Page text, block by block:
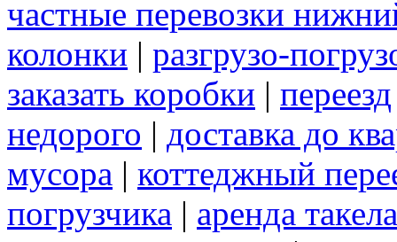
частные перевозки
колонки | разгрузо-
заказать коробки | переезд
недорого | доставка до
мусора | коттеджный
погрузчика | аренда